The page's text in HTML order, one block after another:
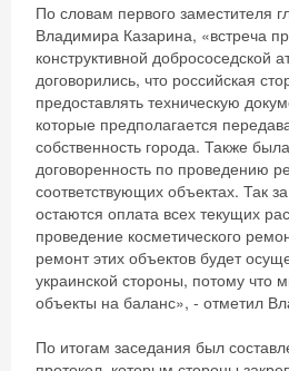
По словам первого заместителя
Владимира Казарина, «встреча
конструктивной
договорились, что российская
предоставлять техническую
которые предполагается
собственность города. Также
договоренность по проведению
соответствующих объектах. Так
остаются оплата всех текущих
проведение косметического
ремонт этих объектов будет
украинской стороны, потому что
объекты на баланс», - отметил
По итогам заседания был